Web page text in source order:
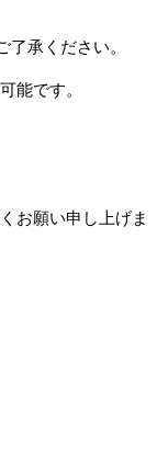
承ください。
能です。
お願い申し上げま